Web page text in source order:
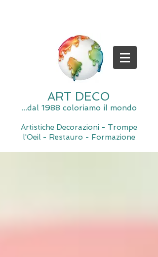
ART DECO
...dal 1988 coloriamo il mondo
Artistiche Decorazioni - Trompe
l'Oeil - Restauro - Formazione